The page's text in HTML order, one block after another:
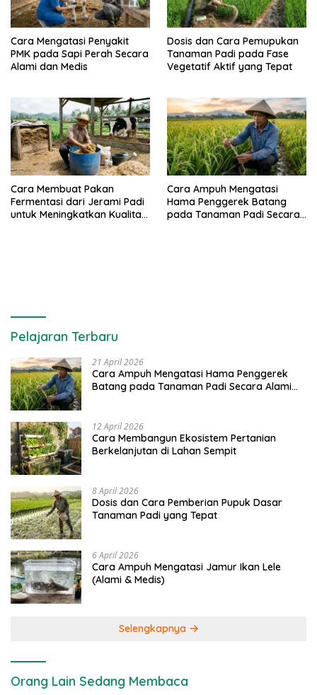
Cara Mengatasi Penyakit
PMK pada Sapi Perah Secara
Alami dan Medis
Dosis dan Cara Pemupukan
Tanaman Padi pada Fase
Vegetatif Aktif yang Tepat
Cara Membuat Pakan
Fermentasi dari Jerami Padi
untuk Meningkatkan Kualitas
Cara Ampuh Mengatasi
Hama Penggerek Batang
pada Tanaman Padi Secara
Pelajaran Terbaru
21 April 2026
Cara Ampuh Mengatasi Hama Penggerek
Batang pada Tanaman Padi Secara Alami
12 April 2026
Cara Membangun Ekosistem Pertanian
Berkelanjutan di Lahan Sempit
8 April 2026
Dosis dan Cara Pemberian Pupuk Dasar
Tanaman Padi yang Tepat
6 April 2026
Cara Ampuh Mengatasi Jamur Ikan Lele
(Alami & Medis)
Selengkapnya
Orang Lain Sedang Membaca